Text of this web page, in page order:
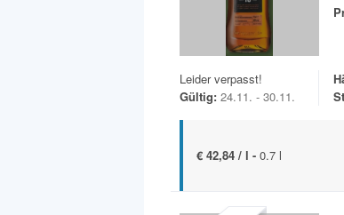
Leider verpasst!
Gültig: 24.11. - 30.11.
€ 42,84 / l - 0.7 l